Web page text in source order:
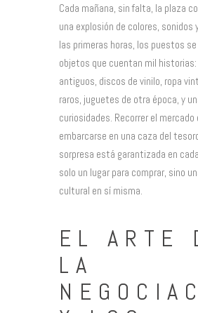
Cada mañana, sin falta, la plaza
una explosión de colores, sonidos
las primeras horas, los puestos
objetos que cuentan mil
antiguos, discos de vinilo, ropa
raros, juguetes de otra época, y
curiosidades. Recorrer el mercado
embarcarse en una caza del
sorpresa está garantizada en
solo un lugar para comprar, sino
cultural en sí misma.
EL ARTE
LA